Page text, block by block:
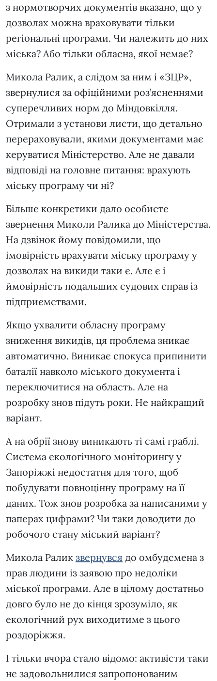
з нормотворчих документів вказано, що у
дозволах можна враховувати тільки
регіональні програми. Чи належить до них
міська? Або тільки обласна, якої немає?
Микола Ралик, а слідом за ним і «ЗЦР»,
звернулися за офіційними роз’ясненнями
суперечливих норм до Міндовкілля.
Отримали з установи листи, що детально
перераховували, якими документами має
керуватися Міністерство. Але не давали
відповіді на головне питання: врахують
міську програму чи ні?
Більше конкретики дало особисте
звернення Миколи Ралика до Міністерства.
На дзвінок йому повідомили, що
імовірність врахувати міську програму у
дозволах на викиди таки є. Але є і
ймовірність подальших судових справ із
підприємствами.
Якщо ухвалити обласну програму
зниження викидів, ця проблема зникає
автоматично. Виникає спокуса припинити
баталії навколо міського документа і
переключитися на область. Але на
розробку знов підуть роки. Не найкращий
варіант.
А на обрії знову виникають ті самі граблі.
Система екологічного моніторингу у
Запоріжжі недостатня для того, щоб
побудувати повноцінну програму на її
даних. Тож знов розробка за написаними у
паперах цифрами? Чи таки доводити до
робочого стану міський варіант?
Микола Ралик звернувся до омбудсмена з
прав людини із заявою про недоліки
міської програми. Але в цілому достатньо
довго було не до кінця зрозуміло, як
екологічний рух виходитиме з цього
роздоріжжя.
І тільки вчора стало відомо: активісти таки
не задовольнилися запропонованим